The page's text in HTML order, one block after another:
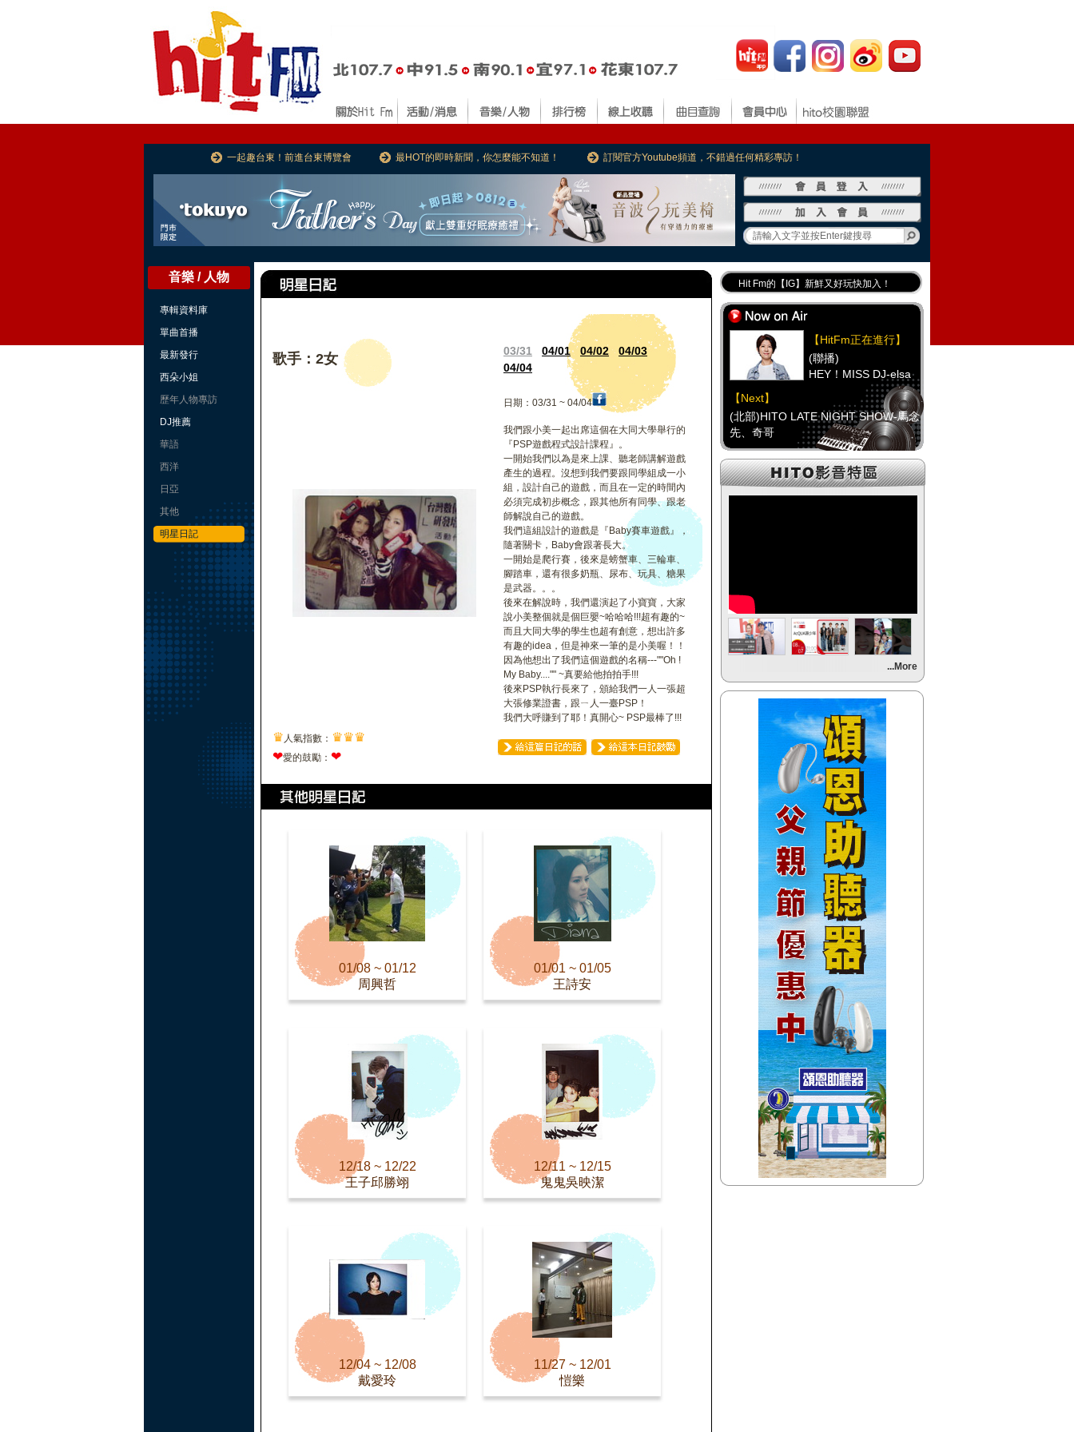
一起趣台東！前進台東博覽會 最HOT的即時新聞，你怎麼能不知道！ 訂閱官方Youtube頻道，不錯過任何精彩專訪！
音樂 / 人物
專輯資料庫
單曲首播
最新發行
西朵小姐
歷年人物專訪
DJ推薦
華語
西洋
日亞
其他
明星日記
歌手：2女 03/31 04/01 04/02
04/03
04/04
日期：03/31 ~ 04/04
我們跟小美一起出席這個在大同大學舉行的
『PSP遊戲程式設計課程』。
一開始我們以為是來上課、聽老師講解遊戲
產生的過程。沒想到我們要跟同學組成一小
組，設計自己的遊戲，而且在一定的時間內
必須完成初步概念，跟其他所有同學、跟老
師解說自己的遊戲。
我們這組設計的遊戲是『Baby賽車遊戲』，
隨著關卡，Baby會跟著長大。
一開始是爬行賽，後來是螃蟹車、三輪車、
腳踏車，還有很多奶瓶、尿布、玩具、糖果
是武器。。。
後來在解說時，我們還演起了小寶寶，大家
說小美整個就是個巨嬰~哈哈哈!!!超有趣的~
而且大同大學的學生也超有創意，想出許多
有趣的idea，但是神來一筆的是小美喔！！
因為他想出了我們這個遊戲的名稱---""Oh !
My Baby...."" ~真要給他拍拍手!!!
後來PSP執行長來了，頒給我們一人一張超
大張修業證書，跟ㄧ人一臺PSP！
我們大呼賺到了耶！真開心~ PSP最棒了!!!
♛ 人氣指數： ♛♛♛
❤愛的鼓勵： ❤
01/08 ~ 01/12
周興哲
01/01 ~ 01/05
王詩安
12/18 ~ 12/22
王子邱勝翊
12/11 ~ 12/15
鬼鬼吳映潔
12/04 ~ 12/08
戴愛玲
11/27 ~ 12/01
愷樂
Hit Fm的【IG】新鮮又好玩快加入！
Hit Fm【FB臉書粉絲團】等你加入！
最專業《DJ推薦》好音樂千萬別錯過！
好康報報 最新優惠訊息都在這！
【HitFm正在進行】
(聯播)
HEY！MISS DJ-elsa
【Next】
(北部)HITO LATE NIGHT SHOW-馬念
先、奇哥
【HitFm正在進行】
(聯播)
(聯播)
HEY！MISS DJ-elsa
【Next】
【HitFm正在進行】
(聯播)
HEY！MISS DJ-elsa
【Next】
(宜蘭)音樂不夜城
【HitFm正在進行】
(聯播)
HEY！MISS DJ-elsa
【Next】
(花東)東台灣夜未眠
...More